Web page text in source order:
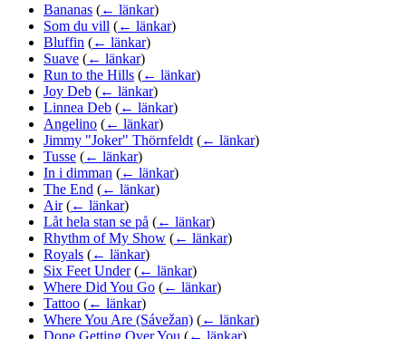
Bananas (← länkar)
Som du vill (← länkar)
Bluffin (← länkar)
Suave (← länkar)
Run to the Hills (← länkar)
Joy Deb (← länkar)
Linnea Deb (← länkar)
Angelino (← länkar)
Jimmy "Joker" Thörnfeldt (← länkar)
Tusse (← länkar)
In i dimman (← länkar)
The End (← länkar)
Air (← länkar)
Låt hela stan se på (← länkar)
Rhythm of My Show (← länkar)
Royals (← länkar)
Six Feet Under (← länkar)
Where Did You Go (← länkar)
Tattoo (← länkar)
Where You Are (Sávežan) (← länkar)
Done Getting Over You (← länkar)